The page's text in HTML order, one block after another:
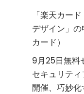
「楽天カー
デザイン」
カード）
9月25日無料
セキュリテ
開催、巧妙